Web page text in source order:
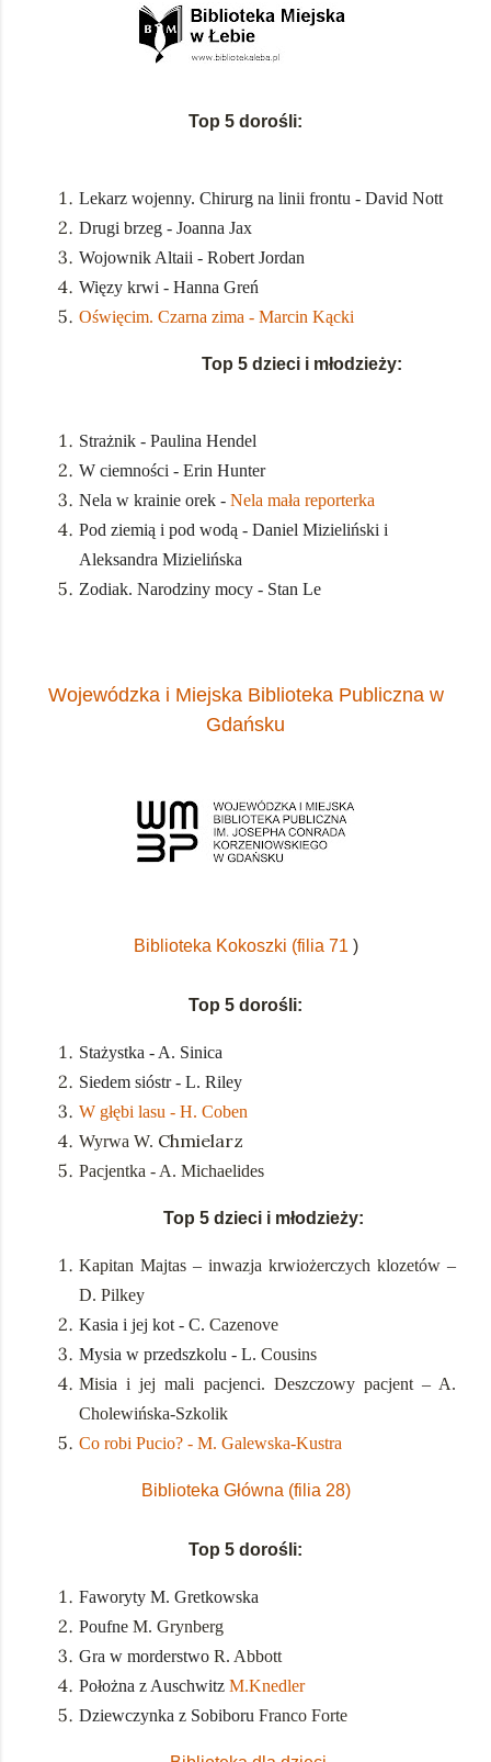
Top 5 dorośli:
Lekarz wojenny. Chirurg na linii frontu - David Nott
Drugi brzeg - Joanna Jax
Wojownik Altaii - Robert Jordan
Więzy krwi - Hanna Greń
Oświęcim. Czarna zima - Marcin Kącki
Top 5 dzieci i młodzieży:
Strażnik - Paulina Hendel
W ciemności - Erin Hunter
Nela w krainie orek - Nela mała reporterka
Pod ziemią i pod wodą - Daniel Mizieliński i
Aleksandra Mizielińska
Zodiak. Narodziny mocy - Stan Le
Wojewódzka i Miejska Biblioteka Publiczna w
Gdańsku
Biblioteka Kokoszki (filia 71 )
Top 5 dorośli:
Stażystka - A. Sinica
Siedem sióstr - L. Riley
W głębi lasu - H. Coben
Wyrwa W. Chmielarz
Pacjentka - A. Michaelides
Top 5 dzieci i młodzieży:
Kapitan Majtas – inwazja krwiożerczych klozetów –
D. Pilkey
Kasia i jej kot - C. Cazenove
Mysia w przedszkolu - L. Cousins
Misia i jej mali pacjenci. Deszczowy pacjent – A.
Cholewińska-Szkolik
Co robi Pucio? - M. Galewska-Kustra
Biblioteka Główna (filia 28)
Top 5 dorośli:
Faworyty M. Gretkowska
Poufne M. Grynberg
Gra w morderstwo R. Abbott
Położna z Auschwitz M.Knedler
Dziewczynka z Sobiboru Franco Forte